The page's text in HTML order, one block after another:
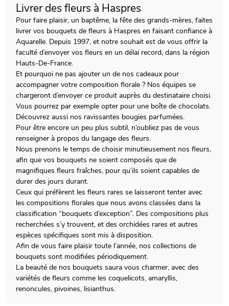
Livrer des fleurs à Haspres
Pour faire plaisir, un baptême, la fête des grands-mères, faites
livrer vos bouquets de fleurs à Haspres en faisant confiance à
Aquarelle. Depuis 1997, et notre souhait est de vous offrir la
faculté d’envoyer vos fleurs en un délai record, dans la région
Hauts-De-France.
Et pourquoi ne pas ajouter un de nos cadeaux pour
accompagner votre composition florale ? Nos équipes se
chargeront d’envoyer ce produit auprès du destinataire choisi.
Vous pourrez par exemple opter pour une boîte de chocolats.
Découvrez aussi nos ravissantes bougies parfumées.
Pour être encore un peu plus subtil, n’oubliez pas de vous
renseigner à propos du langage des fleurs.
Nous prenons le temps de choisir minutieusement nos fleurs,
afin que vos bouquets ne soient composés que de
magnifiques fleurs fraîches, pour qu’ils soient capables de
durer des jours durant.
Ceux qui préfèrent les fleurs rares se laisseront tenter avec
les compositions florales que nous avons classées dans la
classification “bouquets d’exception”. Des compositions plus
recherchées s’y trouvent, et des orchidées rares et autres
espèces spécifiques sont mis à disposition.
Afin de vous faire plaisir toute l’année, nos collections de
bouquets sont modifiées périodiquement.
La beauté de nos bouquets saura vous charmer, avec des
variétés de fleurs comme les coquelicots, amaryllis,
renoncules, pivoines, lisianthus.